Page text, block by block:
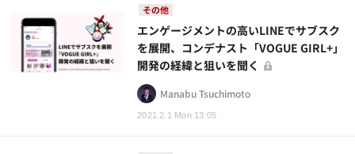
その他
2021.2.1 Mon 13:05
エンゲージメントの高いLINEでサブスク
を展開、コンデナスト「VOGUE GIRL+」
開発の経緯と狙いを聞く
Manabu Tsuchimoto